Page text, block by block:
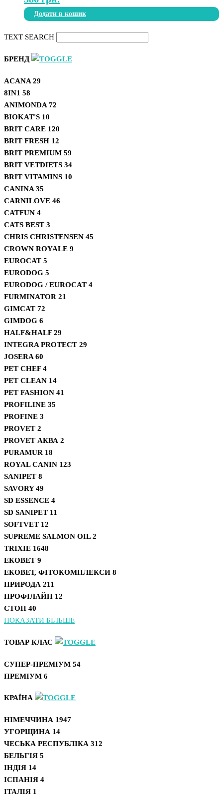
Додати в кошик
TEXT SEARCH
БРЕНД
ACANA 29
8IN1 58
ANIMONDA 72
BIOKAT'S 10
BRIT CARE 120
BRIT FRESH 12
BRIT PREMIUM 59
BRIT VETDIETS 34
BRIT VITAMINS 10
CANINA 35
CARNILOVE 46
CATFUN 4
CATS BEST 3
CHRIS CHRISTENSEN 45
CROWN ROYALE 9
EUROCAT 5
EURODOG 5
EURODOG / EUROCAT 4
FURMINATOR 21
GIMCAT 72
GIMDOG 6
HALF&HALF29
INTEGRA PROTECT 29
JOSERA 60
PET CHEF4
PET CLEAN 14
PET FASHION 41
PROFILINE 35
PROFINE 3
PROVET 2
PROVET АКВА 2
PURAMUR 18
ROYAL CANIN 123
SANIPET 8
SAVORY49
SD ESSENCE 4
SD SANIPET 11
SOFTVET 12
SUPREME SALMON OIL2
TRIXIE 1648
ЕКОВЕТ 9
ЕКОВЕТ, ФІТОКОМПЛЕКСИ 8
ПРИРОДА 211
ПРОФІЛАЙН 12
СТОП 40
ПОКАЗАТИ БІЛЬШЕ
ТОВАР КЛАС
СУПЕР-ПРЕМІУМ 54
ПРЕМІУМ 6
КРАЇНА
НІМЕЧЧИНА 1947
УГОРЩИНА 14
ЧЕСЬКА РЕСПУБЛІКА 312
БЕЛЬГІЯ 5
ІНДІЯ 14
ІСПАНІЯ 4
ІТАЛІЯ 1